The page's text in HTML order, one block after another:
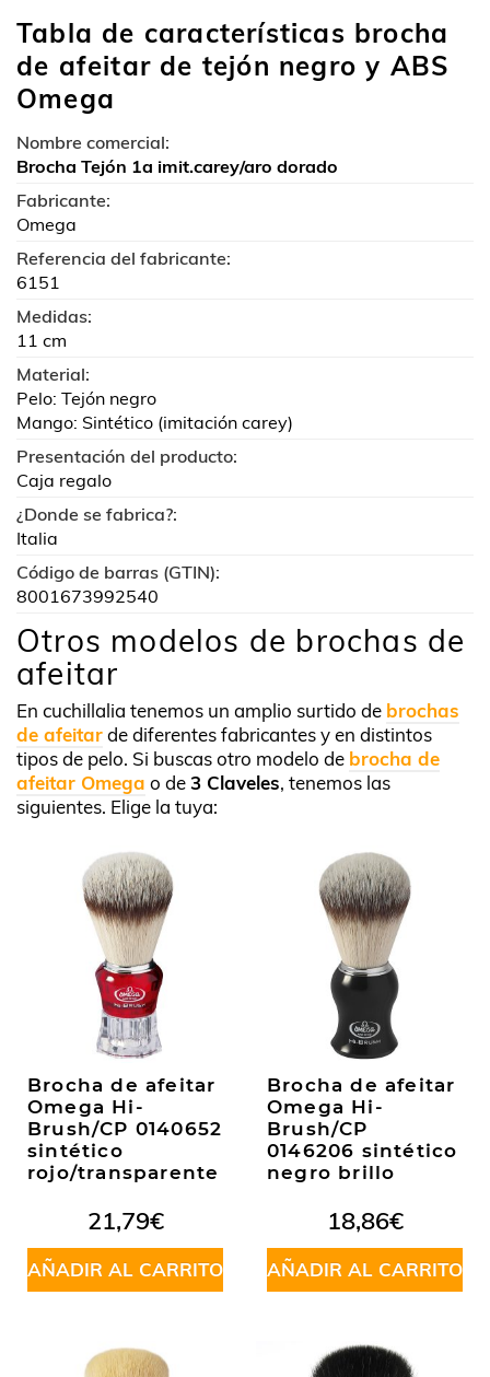
Tabla de características brocha
de afeitar de tejón negro y ABS
Omega
Nombre comercial:
Brocha Tejón 1a imit.carey/aro dorado
Fabricante:
Omega
Referencia del fabricante:
6151
Medidas:
11 cm
Material:
Pelo: Tejón negro
Mango: Sintético (imitación carey)
Presentación del producto:
Caja regalo
¿Donde se fabrica?:
Italia
Código de barras (GTIN):
8001673992540
Otros modelos de brochas de
afeitar
En cuchillalia tenemos un amplio surtido de brochas
de afeitarde diferentes fabricantes y en distintos
tipos de pelo. Si buscas otro modelo de brocha de
afeitar Omega o de3 Claveles, tenemos las
siguientes. Elige la tuya:
Brocha de afeitar
Omega Hi-
Brush/CP 0140652
sintético
rojo/transparente
21,79€
AÑADIR AL CARRITO
Brocha de afeitar
Omega Hi-
Brush/CP
0146206 sintético
negro brillo
18,86€
AÑADIR AL CARRITO